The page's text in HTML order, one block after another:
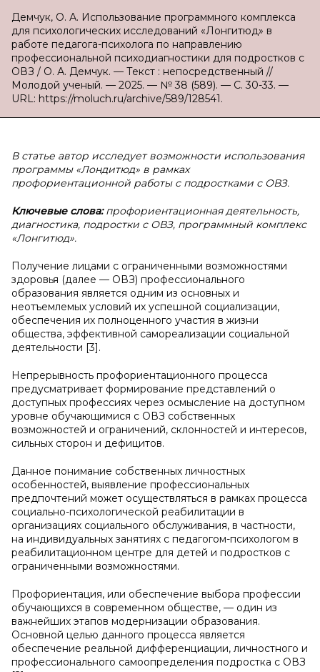
Демчук, О. А. Использование программного комплекса
для психологических исследований «Лонгитюд» в
работе педагога-психолога по направлению
профессиональной психодиагностики для подростков с
ОВЗ / О. А. Демчук. — Текст : непосредственный //
Молодой ученый. — 2025. — № 38 (589). — С. 30-33. —
URL: https://moluch.ru/archive/589/128541.
В статье автор исследует возможности использования
программы «Лондитюд» в рамках
профориентационной работы с подростками с ОВЗ.
Ключевые слова:профориентационная деятельность,
диагностика, подростки с ОВЗ, программный комплекс
«Лонгитюд».
Получение лицами с ограниченными возможностями
здоровья (далее — ОВЗ) профессионального
образования является одним из основных и
неотъемлемых условий их успешной социализации,
обеспечения их полноценного участия в жизни
общества, эффективной самореализации социальной
деятельности [3].
Непрерывность профориентационного процесса
предусматривает формирование представлений о
доступных профессиях через осмысление на доступном
уровне обучающимися с ОВЗ собственных
возможностей и ограничений, склонностей и интересов,
сильных сторон и дефицитов.
Данное понимание собственных личностных
особенностей, выявление профессиональных
предпочтений может осуществляться в рамках процесса
социально-психологической реабилитации в
организациях социального обслуживания, в частности,
на индивидуальных занятиях с педагогом-психологом в
реабилитационном центре для детей и подростков с
ограниченными возможностями.
Профориентация, или обеспечение выбора профессии
обучающихся в современном обществе, — один из
важнейших этапов модернизации образования.
Основной целью данного процесса является
обеспечение реальной дифференциации, личностного и
профессионального самоопределения подростка с ОВЗ